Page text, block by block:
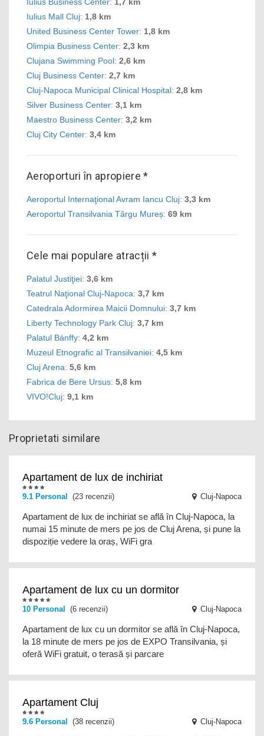
Iulius Mall Cluj: 1,8 km
United Business Center Tower: 1,8 km
Olimpia Business Center: 2,3 km
Clujana Swimming Pool: 2,6 km
Cluj Business Center: 2,7 km
Cluj-Napoca Municipal Clinical Hospital: 2,8 km
Silver Business Center: 3,1 km
Maestro Business Center: 3,2 km
Cluj City Center: 3,4 km
Aeroporturi în apropiere *
Aeroportul Internaţional Avram Iancu Cluj: 3,3 km
Aeroportul Transilvania Târgu Mureș: 69 km
Cele mai populare atracții *
Palatul Justiţiei: 3,6 km
Teatrul Naţional Cluj-Napoca: 3,7 km
Catedrala Adormirea Maicii Domnului: 3,7 km
Liberty Technology Park Cluj: 3,7 km
Palatul Bánffy: 4,2 km
Muzeul Etnografic al Transilvaniei: 4,5 km
Cluj Arena: 5,6 km
Fabrica de Bere Ursus: 5,8 km
VIVO!Cluj: 9,1 km
Proprietati similare
Apartament de lux de inchiriat
9.1 Personal (23 recenzii) Cluj-Napoca
Apartament de lux de inchiriat se află în Cluj-Napoca, la
numai 15 minute de mers pe jos de Cluj Arena, și pune la
dispoziție vedere la oraș, WiFi gra
Apartament de lux cu un dormitor
10 Personal (6 recenzii) Cluj-Napoca
Apartament de lux cu un dormitor se află în Cluj-Napoca,
la 18 minute de mers pe jos de EXPO Transilvania, și
oferă WiFi gratuit, o terasă și parcare
Apartament Cluj
9.6 Personal (38 recenzii) Cluj-Napoca